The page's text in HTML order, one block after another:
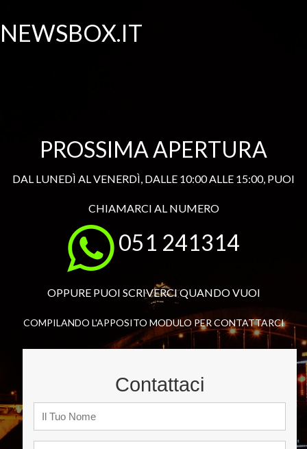
NEWSBOX.IT
PROSSIMA APERTURA
DAL LUNEDÌ AL VENERDÌ, DALLE 10:00 ALLE 15:00, PUOI
CHIAMARCI AL NUMERO
051 241314
OPPURE PUOI SCRIVERCI QUANDO VUOI
COMPILANDO L'APPOSITO MODULO PER CONTATTARCI
Contattaci